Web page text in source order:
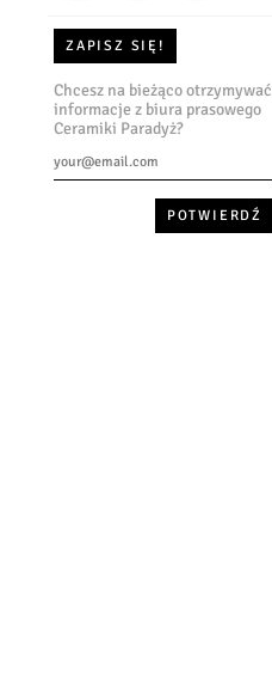
ZAPISZ SIĘ!
Chcesz na bieżąco otrzymywać
informacje z biura prasowego
Ceramiki Paradyż?